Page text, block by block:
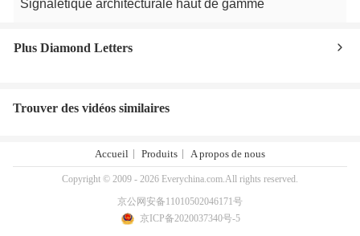
Signalétique architecturale haut de gamme
Plus Diamond Letters
Trouver des vidéos similaires
Accueil Produits A propos de nous
Copyright © 2009 - 2026 Everychina.com.All rights reserved.
京公网安备11010502046171号
京ICP备2020037340号-5